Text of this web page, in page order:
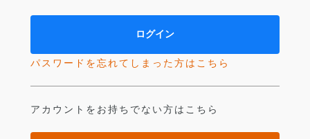
パスワードを忘れてしまった方はこちら
アカウントをお持ちでない方はこちら